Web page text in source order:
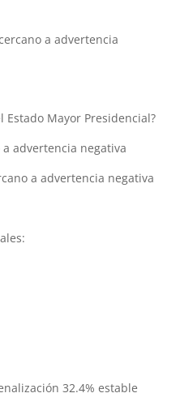
a advertencia
Estado Mayor Presidencial?
a advertencia negativa
a advertencia negativa
32.4% estable